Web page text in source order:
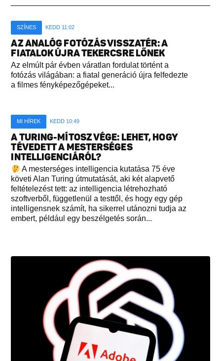
SZÍNES KEDD 11:02
AZ ANALÓG FOTÓZÁS VISSZATÉR: A
FIATALOK ÚJRA TEKERCSRE LŐNEK
Az elmúlt pár évben váratlan fordulat történt a
fotózás világában: a fiatal generáció újra felfedezte
a filmes fényképezőgépeket...
MI HÍREK KEDD 10:49
A TURING-MÍTOSZ VÉGE: LEHET, HOGY
TÉVEDETT A MESTERSÉGES
INTELLIGENCIÁRÓL?
A mesterséges intelligencia kutatása 75 éve
követi Alan Turing útmutatását, aki két alapvető
feltételezést tett: az intelligencia létrehozható
szoftverből, függetlenül a testtől, és hogy egy gép
intelligensnek számít, ha sikerrel utánozni tudja az
embert, például egy beszélgetés során...